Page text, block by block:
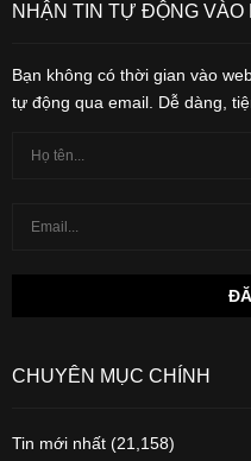
NHẬN TIN TỰ ĐỘNG VÀO
Bạn không có thời gian vào
tự động qua email. Dễ dàng,
CHUYÊN MỤC CHÍNH
Tin mới nhất (21,158)